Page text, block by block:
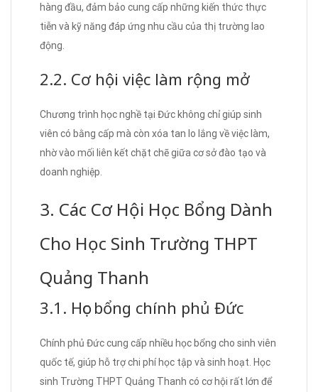
hàng đầu, đảm bảo cung cấp những kiến thức thực
tiễn và kỹ năng đáp ứng nhu cầu của thị trường lao
động.
2.2. Cơ hội việc làm rộng mở
Chương trình học nghề tại Đức không chỉ giúp sinh
viên có bằng cấp mà còn xóa tan lo lắng về việc làm,
nhờ vào mối liên kết chặt chẽ giữa cơ sở đào tạo và
doanh nghiệp.
3. Các Cơ Hội Học Bổng Dành
Cho Học Sinh Trường THPT
Quảng Thanh
3.1. Học bổng chính phủ Đức
Chính phủ Đức cung cấp nhiều học bổng cho sinh viên
quốc tế, giúp hỗ trợ chi phí học tập và sinh hoạt. Học
sinh Trường THPT Quảng Thanh có cơ hội rất lớn để